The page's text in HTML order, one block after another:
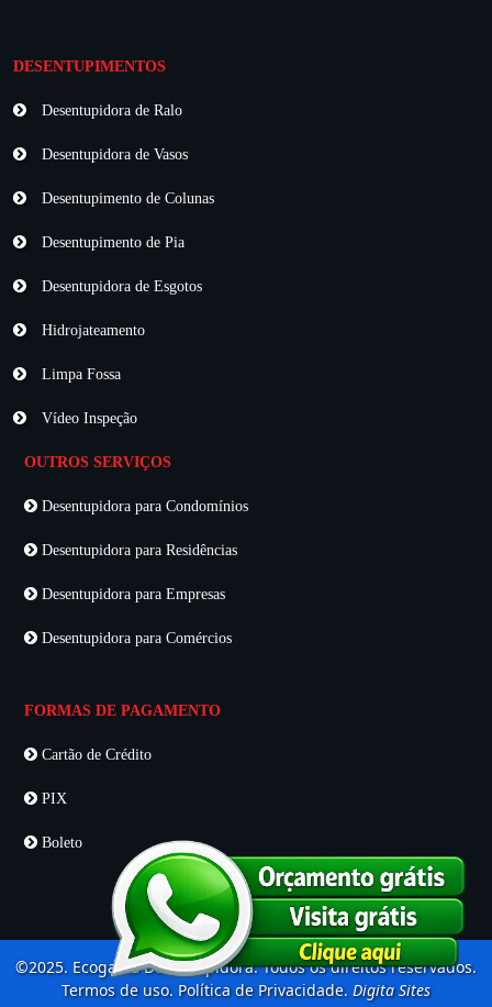
DESENTUPIMENTOS
Desentupidora de Ralo
Desentupidora de Vasos
Desentupimento de Colunas
Desentupimento de Pia
Desentupidora de Esgotos
Hidrojateamento
Limpa Fossa
Vídeo Inspeção
OUTROS SERVIÇOS
Desentupidora para Condomínios
Desentupidora para Residências
Desentupidora para Empresas
Desentupidora para Comércios
FORMAS DE PAGAMENTO
Cartão de Crédito
PIX
Boleto
©2025. Ecogama Desentupidora. Todos os direitos reservados.
Termos de uso. Política de Privacidade. Digita Sites